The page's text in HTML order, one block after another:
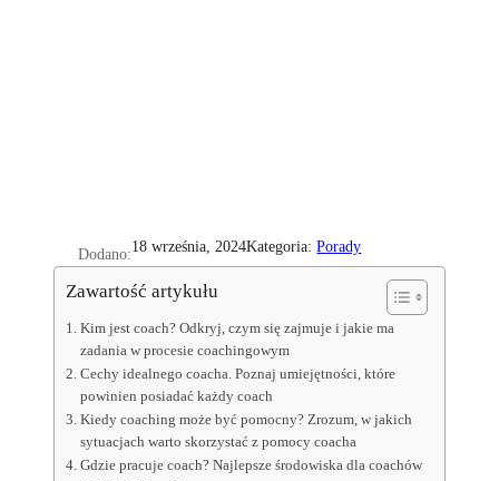
Dodano:18 września, 2024Kategoria:Porady
Zawartość artykułu
Kim jest coach? Odkryj, czym się zajmuje i jakie ma
zadania w procesie coachingowym
Cechy idealnego coacha. Poznaj umiejętności, które
powinien posiadać każdy coach
Kiedy coaching może być pomocny? Zrozum, w jakich
sytuacjach warto skorzystać z pomocy coacha
Gdzie pracuje coach? Najlepsze środowiska dla coachów